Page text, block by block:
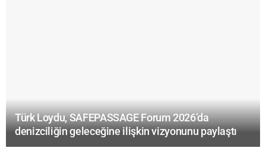
Türk Loydu, SAFEPASSAGE Forum 2026’da
denizciliğin geleceğine ilişkin vizyonunu paylaştı